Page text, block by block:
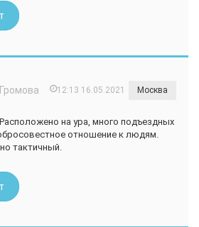
12:13 16.05.2021 Москва
на ура, много подъездных
отношение к людям.
тактичный.